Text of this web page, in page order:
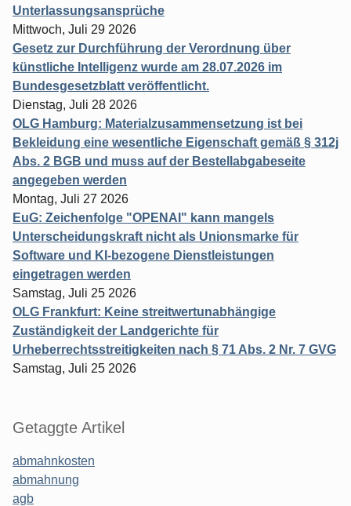
Unterlassungsansprüche
Mittwoch, Juli 29 2026
Gesetz zur Durchführung der Verordnung über
künstliche Intelligenz wurde am 28.07.2026 im
Bundesgesetzblatt veröffentlicht.
Dienstag, Juli 28 2026
OLG Hamburg: Materialzusammensetzung ist bei
Bekleidung eine wesentliche Eigenschaft gemäß § 312j
Abs. 2 BGB und muss auf der Bestellabgabeseite
angegeben werden
Montag, Juli 27 2026
EuG: Zeichenfolge "OPENAI" kann mangels
Unterscheidungskraft nicht als Unionsmarke für
Software und KI-bezogene Dienstleistungen
eingetragen werden
Samstag, Juli 25 2026
OLG Frankfurt: Keine streitwertunabhängige
Zuständigkeit der Landgerichte für
Urheberrechtsstreitigkeiten nach § 71 Abs. 2 Nr. 7 GVG
Samstag, Juli 25 2026
Getaggte Artikel
abmahnkosten
abmahnung
agb